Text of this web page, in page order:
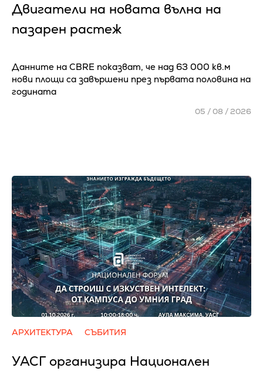
Двигатели на новата вълна на
пазарен растеж
Данните на CBRE показват, че над 63 000 кв.м
нови площи са завършени през първата половина на
годината
05 / 08 / 2026
АРХИТЕКТУРА СЪБИТИЯ
УАСГ организира Национален